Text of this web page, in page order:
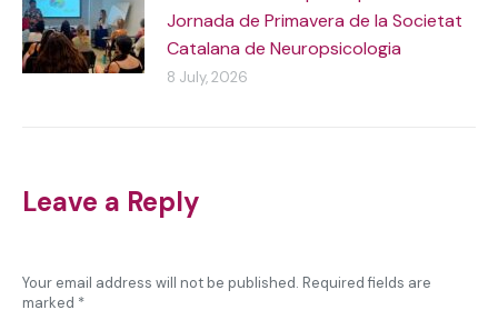
Jornada de Primavera de la Societat
Catalana de Neuropsicologia
8 July, 2026
Leave a Reply
Your email address will not be published. Required fields are
marked *